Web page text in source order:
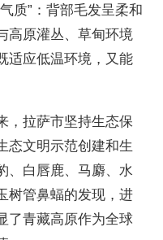
”：背部毛发呈柔和
高原灌丛、草甸环境
适应低温环境，又能
拉萨市坚持生态保
态文明示范创建和生
、白唇鹿、马麝、水
树管鼻蝠的发现，进
了青藏高原作为全球